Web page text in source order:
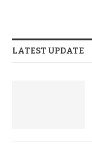
LATEST UPDATE